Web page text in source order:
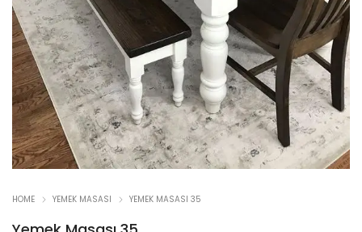
HOME YEMEK MASASI YEMEK MASASI 35